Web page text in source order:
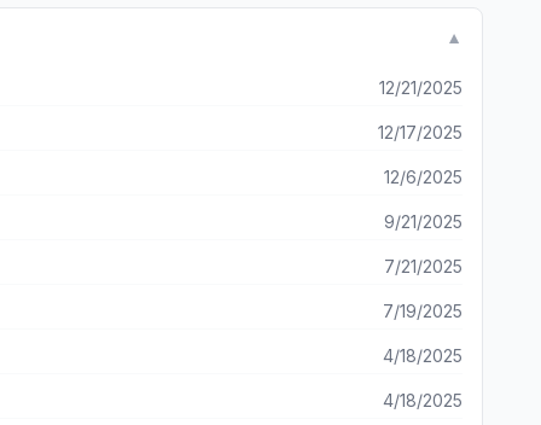
▼
12/21/2025
12/17/2025
12/6/2025
9/21/2025
7/21/2025
7/19/2025
4/18/2025
4/18/2025